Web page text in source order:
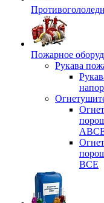
Пожарное
Рукава
ВСЕ